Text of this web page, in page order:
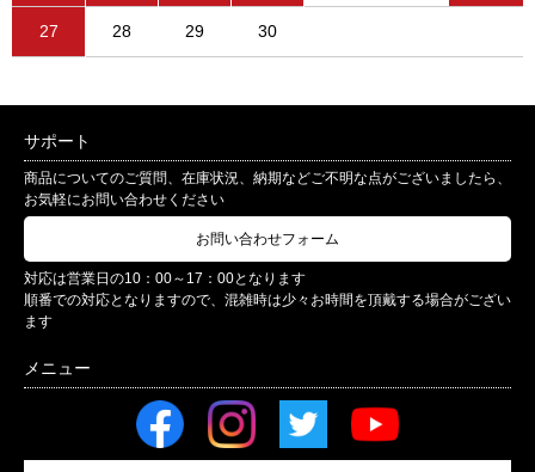
27 28 29 30
サポート
商品についてのご質問、在庫状況、納期などご不明な点がございましたら、
お気軽にお問い合わせください
お問い合わせフォーム
対応は営業日の10：00～17：00となります
順番での対応となりますので、混雑時は少々お時間を頂戴する場合がござい
ます